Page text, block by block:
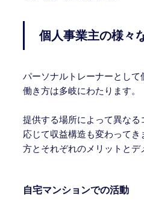
個人事業主の様々
パーソナルトレーナーとして
働き方は多岐にわたります。
提供する場所によって異なる
応じて収益構造も変わってき
方とそれぞれのメリットとデ
自宅マンションでの活動